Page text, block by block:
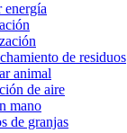
energía
de residuos
animal
de aire
mano
de granjas